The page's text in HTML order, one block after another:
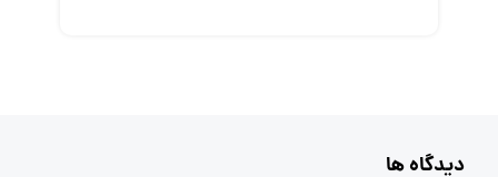
دیدگاه ها